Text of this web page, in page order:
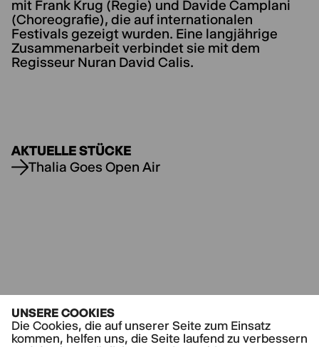
UNSERE COOKIES
Die Cookies, die auf unserer Seite zum Einsatz
kommen, helfen uns, die Seite laufend zu verbessern
mit Frank Krug (Regie) und Davide Camplani
(Choreografie), die auf internationalen
Festivals gezeigt wurden. Eine langjährige
Zusammenarbeit verbindet sie mit dem
Regisseur Nuran David Calis.
AKTUELLE STÜCKE
Thalia Goes Open Air